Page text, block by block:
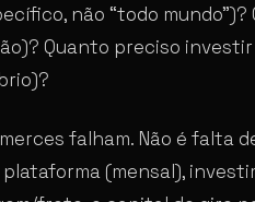
não “todo mundo”)?
Quanto preciso
falham. Não é falta
(mensal),